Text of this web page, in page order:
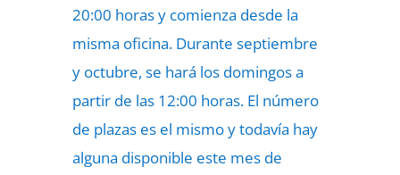
20:00 horas y comienza desde la
misma oficina. Durante septiembre
y octubre, se hará los domingos a
partir de las 12:00 horas. El número
de plazas es el mismo y todavía hay
alguna disponible este mes de